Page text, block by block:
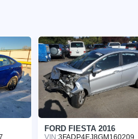
FORD FIESTA 2016